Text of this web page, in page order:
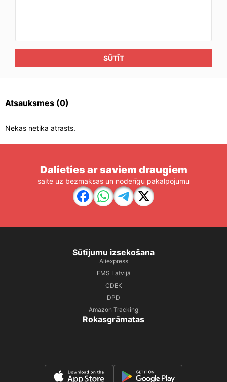
SŪTĪT
Atsauksmes (0)
Nekas netika atrasts.
Dalieties ar saviem draugiem
saite uz bezmaksas un noderīgu pakalpojumu
Sūtījumu izsekošana
Aliexpress
EMS Latvijā
CDEK
DPD
Amazon Tracking
Rokasgrāmatas